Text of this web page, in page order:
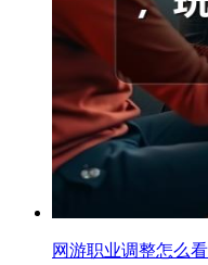
网游职业调整怎么